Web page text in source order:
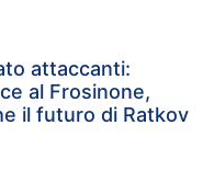
attaccanti:
al Frosinone,
il futuro di Ratkov